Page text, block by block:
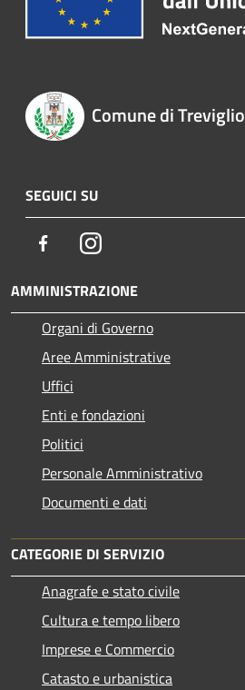
Comune di Treviglio
SEGUICI SU
FacebookInstagram
AMMINISTRAZIONE
Organi di Governo
Aree Amministrative
Uffici
Enti e fondazioni
Politici
Personale Amministrativo
Documenti e dati
CATEGORIE DI SERVIZIO
Anagrafe e stato civile
Cultura e tempo libero
Imprese e Commercio
Catasto e urbanistica